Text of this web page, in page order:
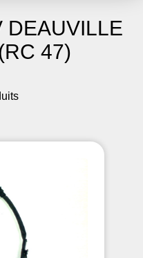
DEAUVILLE
47)